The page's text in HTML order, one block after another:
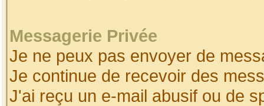
Messagerie Privée
Je ne peux pas envoyer de
Je continue de recevoir des
J'ai reçu un e-mail abusif ou de